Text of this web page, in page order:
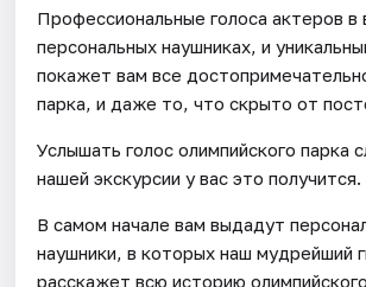
Профессиональные голоса актеров в
персональных наушниках, и
покажет вам все
парка, и даже то, что скрыто от
Услышать голос олимпийского парка
нашей экскурсии у вас это получится.
В самом начале вам выдадут
наушники, в которых наш мудрейший
расскажет всю историю